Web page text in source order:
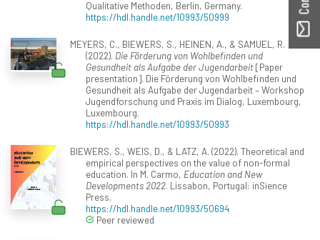
Qualitative Methoden, Berlin, Germany.
https://hdl.handle.net/10993/50999
MEYERS, C., BIEWERS, S., HEINEN, A., & SAMUEL, R.
(2022). Die Förderung von Wohlbefinden und
Gesundheit als Aufgabe der Jugendarbeit[Paper
presentation]. Die Förderung von Wohlbefinden und
Gesundheit als Aufgabe der Jugendarbeit – Workshop
Jugendforschung und Praxis im Dialog, Luxembourg,
Luxembourg.
https://hdl.handle.net/10993/50993
BIEWERS, S., WEIS, D., & LATZ, A. (2022). Theoretical and
empirical perspectives on the value of non-formal
education. In M. Carmo, Education and New
Developments 2022. Lissabon, Portugal: inSience
Press.
https://hdl.handle.net/10993/50694
Peer reviewed